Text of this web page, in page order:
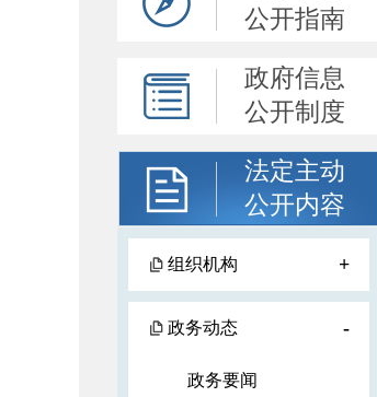
公开指南
政府信息
公开制度
法定主动
公开内容
组织机构 +
政务动态 -
政务要闻